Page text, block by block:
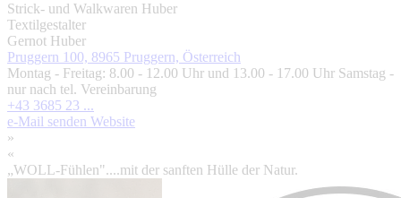
Strick- und Walkwaren Huber
Textilgestalter
Gernot Huber
Pruggern 100, 8965 Pruggern, Österreich
Montag - Freitag: 8.00 - 12.00 Uhr und 13.00 - 17.00 Uhr Samstag -
nur nach tel. Vereinbarung
+43 3685 23 ...
e-Mail senden Website
»
«
„WOLL-Fühlen"....mit der sanften Hülle der Natur.